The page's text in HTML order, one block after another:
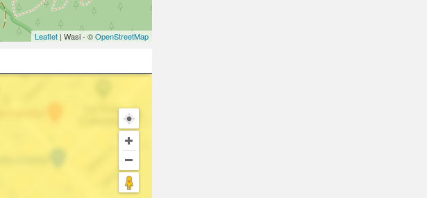
Leaflet| Wasi - ©OpenStreetMap